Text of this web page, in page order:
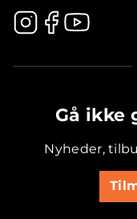
Gå ikke
Nyheder,